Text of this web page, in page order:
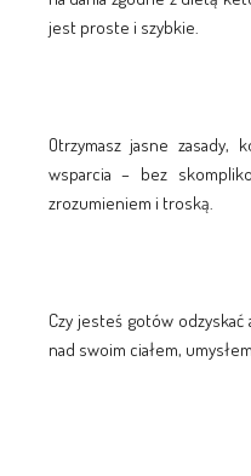
jest proste i szybkie.
Otrzymasz jasne
wsparcia – bez
zrozumieniem i troską.
Czy jesteś gotów
nad swoim ciałem,